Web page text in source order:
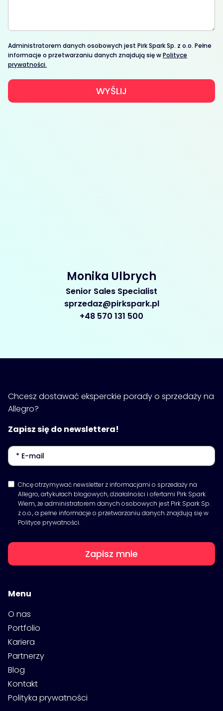
Monika Ulbrych
Senior Sales Specialist
sprzedaz@pirkspark.pl
+48 570 131 500
Administratorem danych osobowych jest Pirk Spark Sp. z o.o. Pełne
informacje o przetwarzaniu danych znajdują się wPolityce
prywatności.
WYŚLIJ
Chcesz dostawać eksperckie porady o sprzedaży na
Allegro?
Zapisz się do newslettera!
Chcę otrzymywać newsletter z informacjami o sprzedaży na
Allegro, artykułach blogowych, działalności i ofertami Pirk Spark.
Wiem, że administratorem danych osobowych jest Pirk Spark Sp.
z o.o., a pełne informacje o przetwarzaniu danych znajdują się w
Polityce prywatności.
Zapisz mnie
Menu
O nas
Portfolio
Kariera
Partnerzy
Blog
Kontakt
Polityka prywatności